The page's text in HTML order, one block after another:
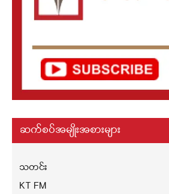
ဆက်စပ်အမျိုးအစားများ
သတင်း
KT FM